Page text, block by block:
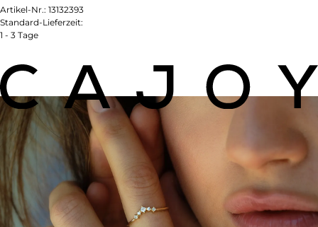
Artikel-Nr.: 13132393
Standard-Lieferzeit:
1 - 3 Tage